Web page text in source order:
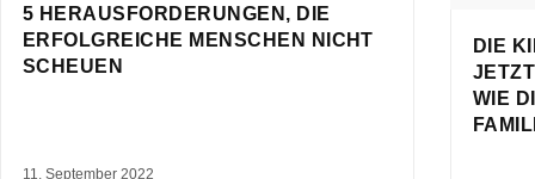
5 HERAUSFORDERUNGEN, DIE
ERFOLGREICHE MENSCHEN NICHT
SCHEUEN
11. September 2022
DIE
WIE